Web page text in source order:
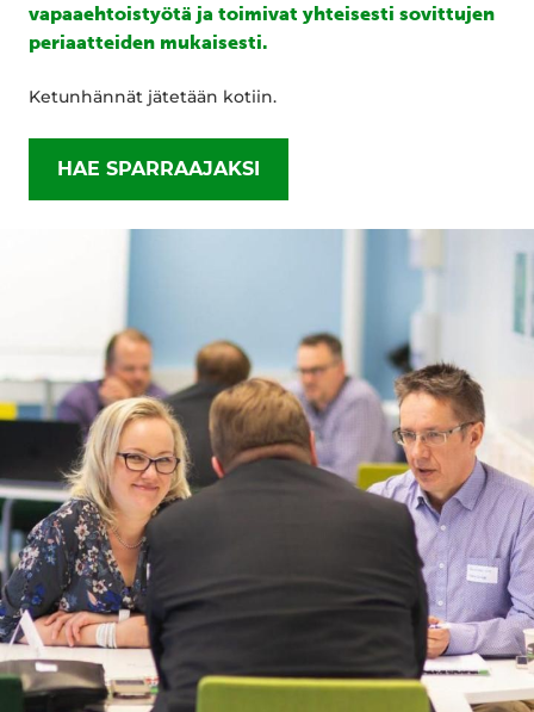
vapaaehtoistyötä ja toimivat yhteisesti sovittujen
periaatteiden mukaisesti.
Ketunhännät jätetään kotiin.
HAE SPARRAAJAKSI